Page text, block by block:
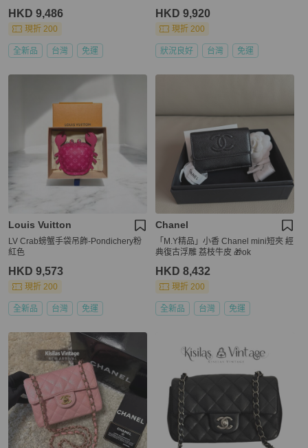
HKD 9,486
現折 200
全新品 台灣 免運
HKD 9,920
現折 200
狀況良好 台灣 免運
Louis Vuitton
LV Crab螃蟹手袋吊飾-Pondichery粉
紅色
HKD 9,573
現折 200
全新品 台灣 免運
Chanel
「M.Y精品」小香 Chanel mini短夾 經
典復古浮雕 荔枝牛皮 🎁ok
HKD 8,432
現折 200
全新品 台灣 免運